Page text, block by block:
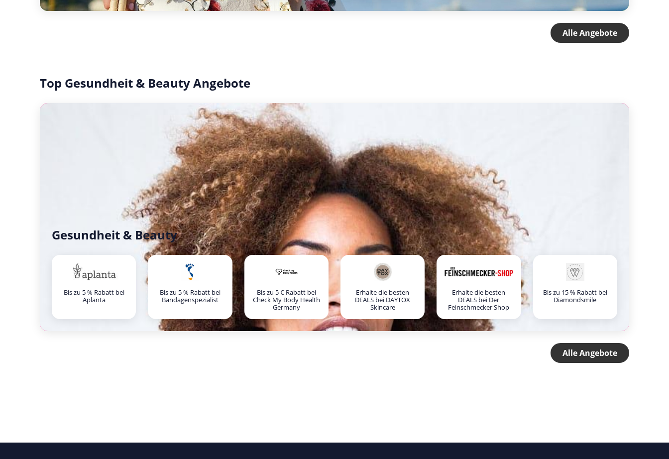
Alle Angebote
Top Gesundheit & Beauty Angebote
Gesundheit & Beauty
Bis zu 5 % Rabatt bei
Aplanta
Bis zu 5 % Rabatt bei
Bandagenspezialist
Bis zu 5 € Rabatt bei
Check My Body Health
Germany
Erhalte die besten
DEALS bei DAYTOX
Skincare
Erhalte die besten
DEALS bei Der
Feinschmecker Shop
Bis zu 15 % Rabatt bei
Diamondsmile
Alle Angebote